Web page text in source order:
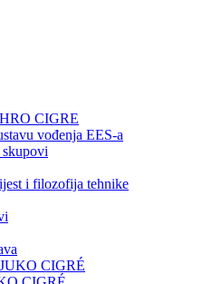
CIGRE
vođenja EES-a
i filozofija tehnike
CIGRÉ